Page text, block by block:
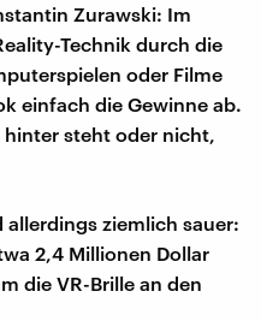
Zurawski: Im
Technik durch die
oder Filme
einfach die Gewinne ab.
steht oder nicht,
allerdings ziemlich sauer:
2,4 Millionen Dollar
die VR-Brille an den